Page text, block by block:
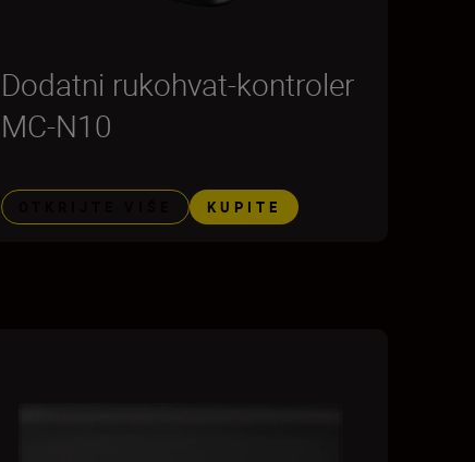
Dodatni rukohvat-kontroler
MC-N10
KUPITE